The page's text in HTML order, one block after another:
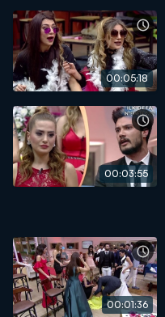
00:05:18
00:03:55
00:01:36